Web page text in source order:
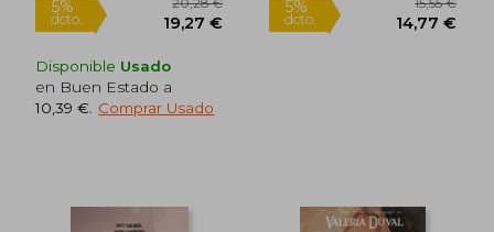
Disponible Usado
en Buen Estado a
10,39 € Comprar Usado